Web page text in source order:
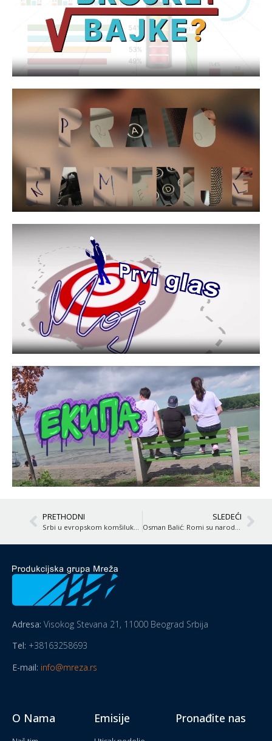
PRETHODNI SLEDEĆI
Adresa: Visokog Stevana 21, 11000 Beograd Srbija
Tel: +38163258693
E-mail: info@mreza.rs
O Nama Emisije Pronađite nas